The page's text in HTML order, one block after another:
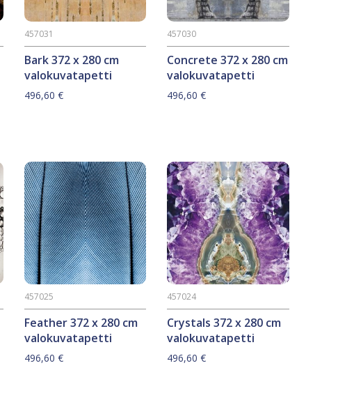
Bark 372 x 280 cm
valokuvatapetti
457031
496,60 €
Concrete 372 x 280 cm
valokuvatapetti
457030
496,60€
Feather 372 x 280 cm
valokuvatapetti
457025
496,60 €
Crystals 372 x 280 cm
valokuvatapetti
457024
496,60€